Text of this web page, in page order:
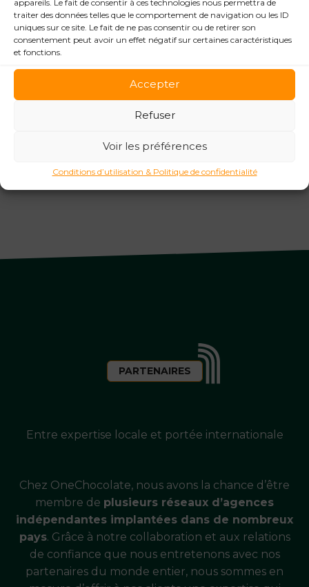
appareils. Le fait de consentir à ces technologies nous permettra de
traiter des données telles que le comportement de navigation ou les ID
uniques sur ce site. Le fait de ne pas consentir ou de retirer son
consentement peut avoir un effet négatif sur certaines caractéristiques
et fonctions.
Accepter
Refuser
Voir les préférences
Conditions d’utilisation & Politique de confidentialité
VALEURS
Notre boussole : l’humain
Chez OneChocolate, nos valeurs sont au cœur de
notre projet d’entreprise : elles guident chaque
Voir plus
PARTENAIRES
Entre expertise locale et portée internationale
Chez OneChocolate, nous avons la chance d’être
membre de plusieurs réseaux d’agences
indépendantes implantées dans de nombreux
pays. Grâce à notre collaboration et aux relations
de confiance que nous entretenons avec nos
partenaires du monde entier, nous sommes en